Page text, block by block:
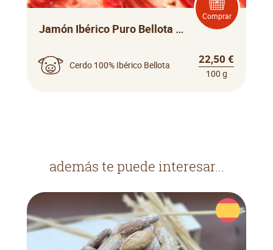
Comprar
Jamón Ibérico Puro Bellota Maldonado
Cerdo 100% Ibérico Bellota 22,50 €
100 g
además te puede interesar...